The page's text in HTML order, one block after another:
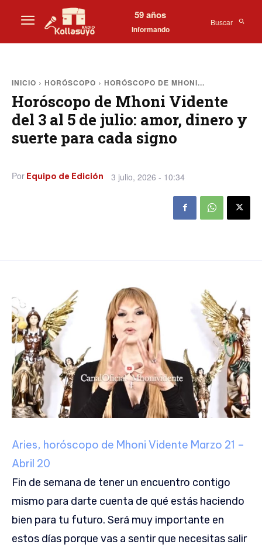
59 años
Informando
Buscar
INICIO HORÓSCOPO HORÓSCOPO DE MHONI...
Horóscopo de Mhoni Vidente
del 3 al 5 de julio: amor, dinero y
suerte para cada signo
Por Equipo de Edición 3 julio, 2026 - 10:34
Aries, horóscopo de Mhoni Vidente Marzo 21 –
Abril 20
Fin de semana de tener un encuentro contigo
mismo para darte cuenta de qué estás haciendo
bien para tu futuro. Será muy importante en
estos días porque vas a sentir que necesitas salir